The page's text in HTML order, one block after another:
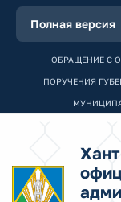
Полная версия
ОБРАЩЕНИЕ С
ПОРУЧЕНИЯ